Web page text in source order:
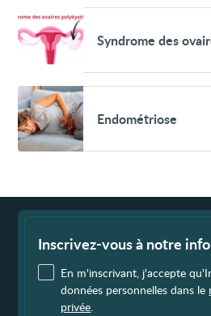
Voir
Syndrome
des
ovaires
polykystiques
Syndrome des
Voir
Endométriose
Endométriose
Inscrivez-vous à notre
En m'inscrivant, j'accepte
données personnelles dans le
privée